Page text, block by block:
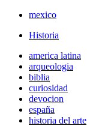
mexico
Historia
america latina
arqueologia
biblia
curiosidad
devocion
españa
historia del arte